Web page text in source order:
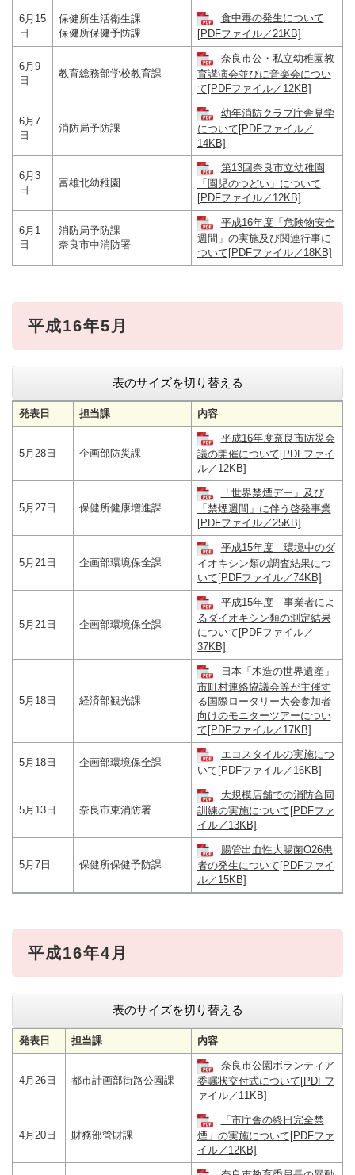
6月15
日
保健所生活衛生課
保健所保健予防課
食中毒の発生について
[PDFファイル／21KB]
6月9
日
教育総務部学校教育課
奈良市公・私立幼稚園教
育講演会並びに音楽会につい
て[PDFファイル／12KB]
6月7
日
消防局予防課
幼年消防クラブ庁舎見学
について[PDFファイル／
14KB]
6月3
日
富雄北幼稚園
第13回奈良市立幼稚園
「園児のつどい」について
[PDFファイル／12KB]
6月1
日
消防局予防課
奈良市中消防署
平成16年度「危険物安全
週間」の実施及び関連行事に
ついて[PDFファイル／18KB]
平成16年5月
表のサイズを切り替える
発表日 担当課 内容
5月28日 企画部防災課
平成16年度奈良市防災会
議の開催について[PDFファイ
ル／12KB]
5月27日 保健所健康増進課
「世界禁煙デー」及び
「禁煙週間」に伴う啓発事業
[PDFファイル／25KB]
5月21日 企画部環境保全課
平成15年度 環境中のダ
イオキシン類の調査結果につ
いて[PDFファイル／74KB]
5月21日 企画部環境保全課
平成15年度 事業者によ
るダイオキシン類の測定結果
について[PDFファイル／
37KB]
5月18日 経済部観光課
日本「木造の世界遺産」
市町村連絡協議会等が主催す
る国際ロータリー大会参加者
向けのモニターツアーについ
て[PDFファイル／17KB]
5月18日 企画部環境保全課
エコスタイルの実施につ
いて[PDFファイル／16KB]
5月13日 奈良市東消防署
大規模店舗での消防合同
訓練の実施について[PDFファ
イル／13KB]
5月7日 保健所保健予防課
腸管出血性大腸菌O26患
者の発生について[PDFファイ
ル／15KB]
平成16年4月
表のサイズを切り替える
発表日 担当課 内容
4月26日 都市計画部街路公園課
奈良市公園ボランティア
委嘱状交付式について[PDFフ
ァイル／11KB]
4月20日 財務部管財課
「市庁舎の終日完全禁
煙」の実施について[PDFファ
イル／12KB]